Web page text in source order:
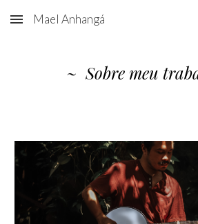
Skip to main content
Mael Anhangá
~ Sobre meu